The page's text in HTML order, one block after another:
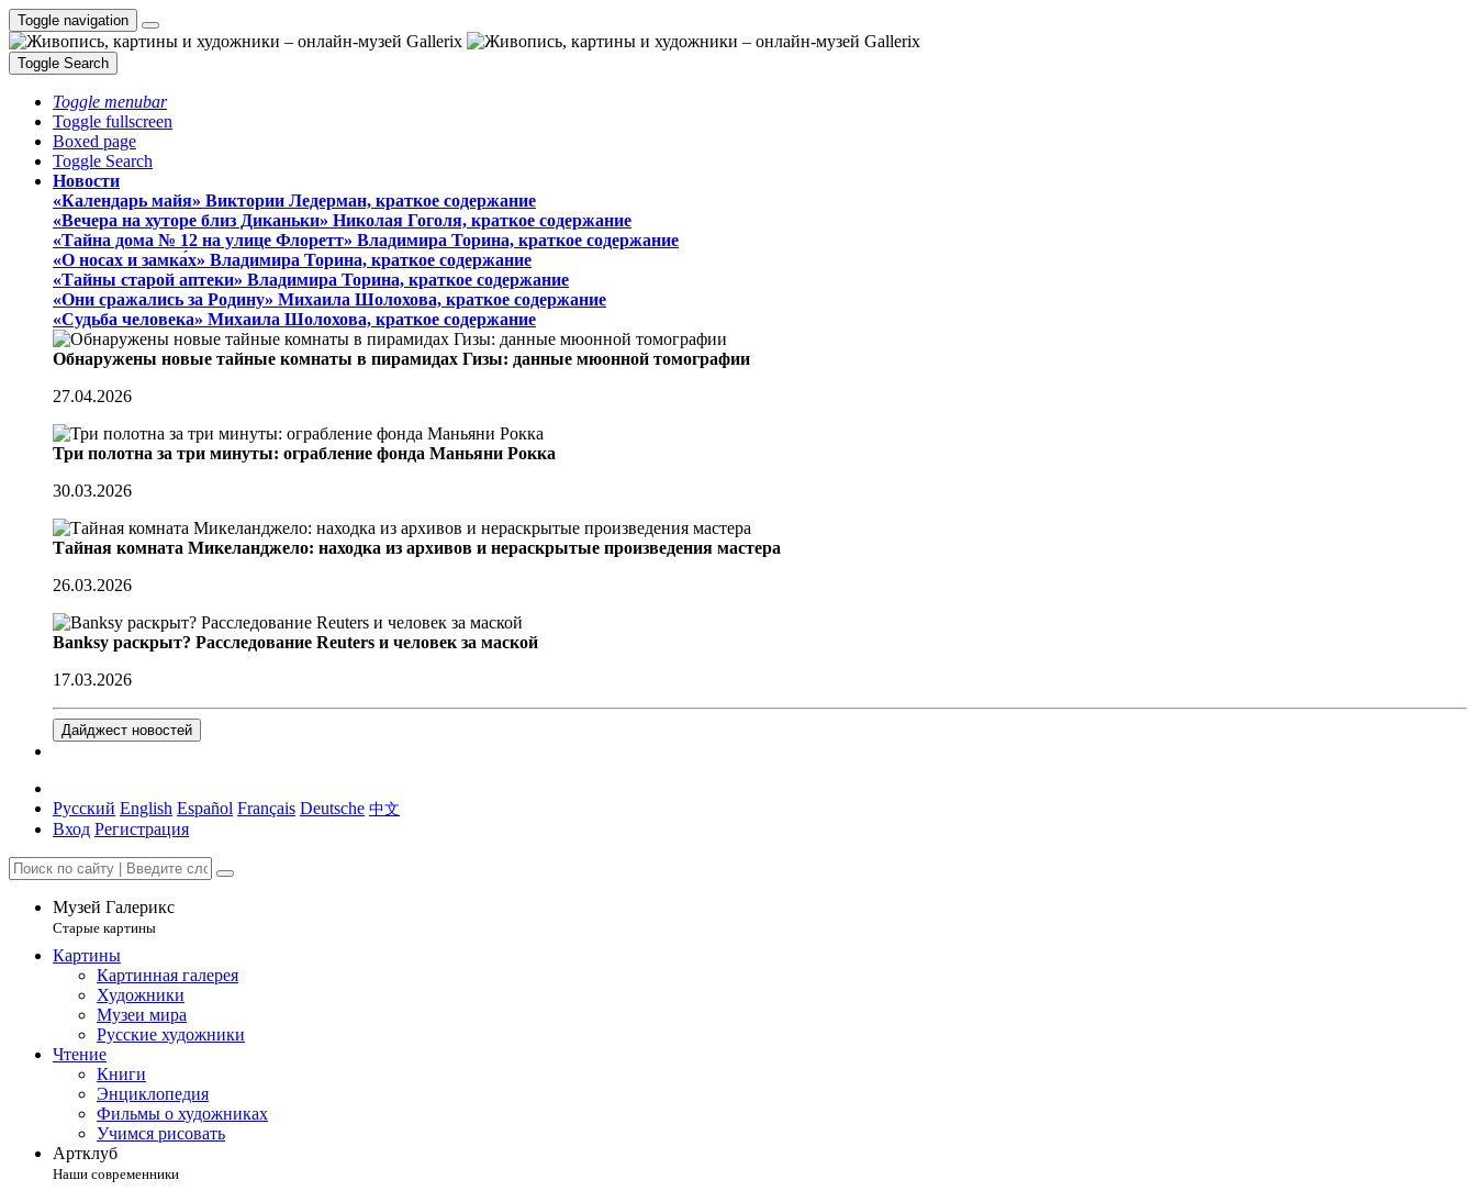
Toggle navigation
Toggle Search
Toggle menubar
Toggle fullscreen
Boxed page
Toggle Search
Новости
«Календарь майя» Виктории Ледерман, краткое содержание
«Вечера на хуторе близ Диканьки» Николая Гоголя, краткое содержание
«Тайна дома № 12 на улице Флоретт» Владимира Торина, краткое содержание
«О носах и замка́х» Владимира Торина, краткое содержание
«Тайны старой аптеки» Владимира Торина, краткое содержание
«Они сражались за Родину» Михаила Шолохова, краткое содержание
«Судьба человека» Михаила Шолохова, краткое содержание
Обнаружены новые тайные комнаты в пирамидах Гизы: данные мюонной томографии
27.04.2026
Три полотна за три минуты: ограбление фонда Маньяни Рокка
30.03.2026
Тайная комната Микеланджело: находка из архивов и нераскрытые произведения мастера
26.03.2026
Banksy раскрыт? Расследование Reuters и человек за маской
17.03.2026
Дайджест новостей
Русский English Español Français Deutsche 中文
Вход Регистрация
Музей Галерикс
Старые картины
Картины
Картинная галерея
Художники
Музеи мира
Русские художники
Чтение
Книги
Энциклопедия
Фильмы о художниках
Учимся рисовать
Артклуб
Наши современники